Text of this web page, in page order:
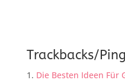
Trackbacks/
Die Besten Ideen Für